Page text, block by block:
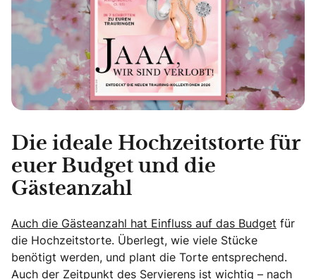
Die ideale Hochzeitstorte für
euer Budget und die
Gästeanzahl
Auch die Gästeanzahl hat Einfluss auf das Budget für
die Hochzeitstorte. Überlegt, wie viele Stücke
benötigt werden, und plant die Torte entsprechend.
Auch der Zeitpunkt des Servierens ist wichtig – nach